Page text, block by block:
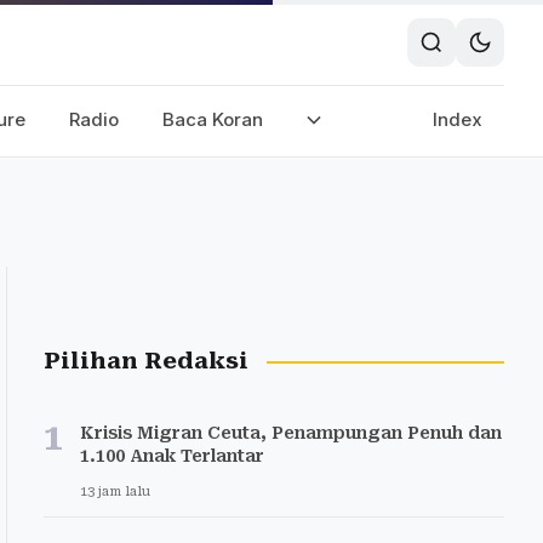
Radio Baca Koran Index
Pilihan Redaksi
1
Krisis Migran Ceuta, Penampungan Penuh dan
1.100 Anak Terlantar
13 jam lalu